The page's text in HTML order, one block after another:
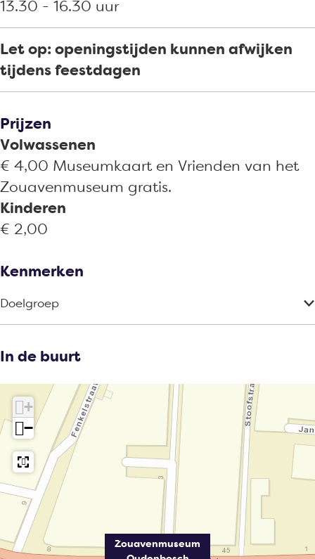
13.30 - 16.30 uur
Let op: openingstijden kunnen afwijken
tijdens feestdagen
Prijzen
Volwassenen
€ 4,00 Museumkaart en Vrienden van het
Zouavenmuseum gratis.
Kinderen
€ 2,00
Kenmerken
Doelgroep
In de buurt
Zouavenmuseum
+
−